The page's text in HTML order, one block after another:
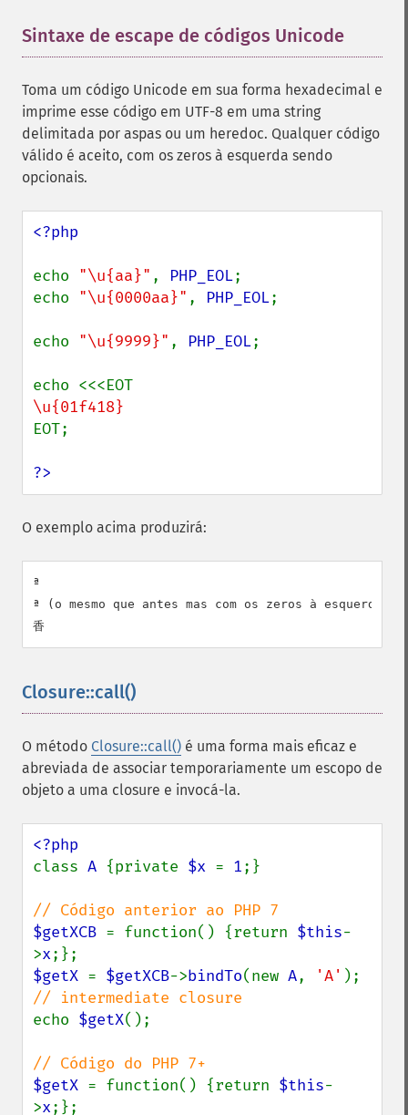
Sintaxe de escape de códigos Unicode
Toma um código Unicode em sua forma hexadecimal e
imprime esse código em UTF-8 em uma string
delimitada por aspas ou um heredoc. Qualquer código
válido é aceito, com os zeros à esquerda sendo
opcionais.
<?php
echo "\u{aa}" , PHP_EOL;
echo "\u{0000aa}" , PHP_EOL;
echo "\u{9999}" , PHP_EOL;
EOT;
?>
O exemplo acima produzirá:
ª
ª (o mesmo que antes mas com os zeros à esquerda
Closure::call()
O método Closure::call() é uma forma mais eficaz e
abreviada de associar temporariamente um escopo de
objeto a uma closure e invocá-la.
class A {private $x = 1;}
$getXCB = function() {return $this-
>x
$getX = $getXCB->bindTo(new A, 'A'
echo $getX();
$getX = function() {return $this-
>x;};